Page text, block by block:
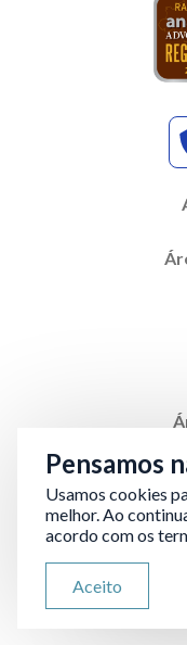
Área restrita
Pensamos
Usamos cookies
melhor. Ao
acordo com os
Aceito